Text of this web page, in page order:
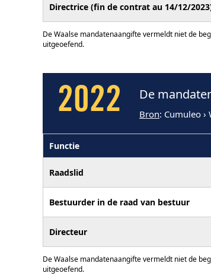
Directrice (fin de contrat au 14/12/
De Waalse mandatenaangifte vermeldt niet de
uitgeoefend.
2022 De
Bron: Cumuleo
Functie
Raadslid
Bestuurder in de raad van bestuur
Directeur
De Waalse mandatenaangifte vermeldt niet de
uitgeoefend.